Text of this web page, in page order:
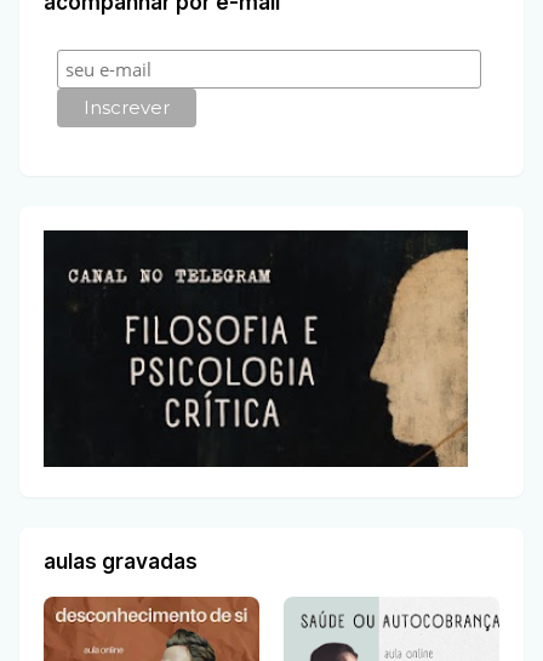
aulas gravadas